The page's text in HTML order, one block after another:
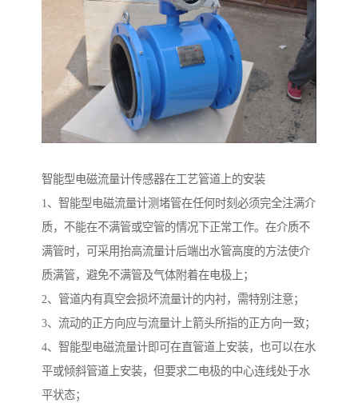
智能型电磁流量计传感器在工艺管道上的安装
1、智能型电磁流量计测堵管在任何时刻必须完全注满介
质，不能在不满管或空管的情况下正常工作。在介质不
满管时，可采用抬高流量计后端出水管高度的方法使介
质满管，避免不满管及气体附着在电极上；
2、管道内有真空会损坏流量计的内衬，需特别注意；
3、流动的正方向应与流量计上箭头所指的正方向一致；
4、智能型电磁流量计即可在直管道上安装，也可以在水
平或倾斜管道上安装，但要求二电极的中心连线处于水
平状态；